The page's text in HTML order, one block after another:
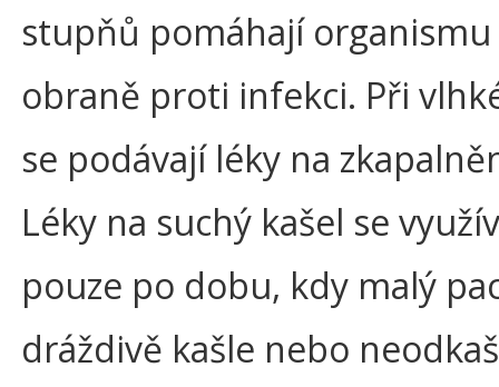
stupňů pomáhají organismu
obraně proti infekci. Při
se podávají léky na
Léky na suchý kašel se
pouze po dobu, kdy malý
dráždivě kašle nebo